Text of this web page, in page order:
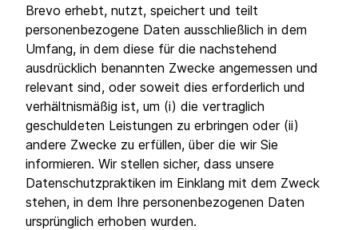
Brevo erhebt, nutzt, speichert und teilt
personenbezogene Daten ausschließlich in dem
Umfang, in dem diese für die nachstehend
ausdrücklich benannten Zwecke angemessen und
relevant sind, oder soweit dies erforderlich und
verhältnismäßig ist, um (i) die vertraglich
geschuldeten Leistungen zu erbringen oder (ii)
andere Zwecke zu erfüllen, über die wir Sie
informieren. Wir stellen sicher, dass unsere
Datenschutzpraktiken im Einklang mit dem Zweck
stehen, in dem Ihre personenbezogenen Daten
ursprünglich erhoben wurden.